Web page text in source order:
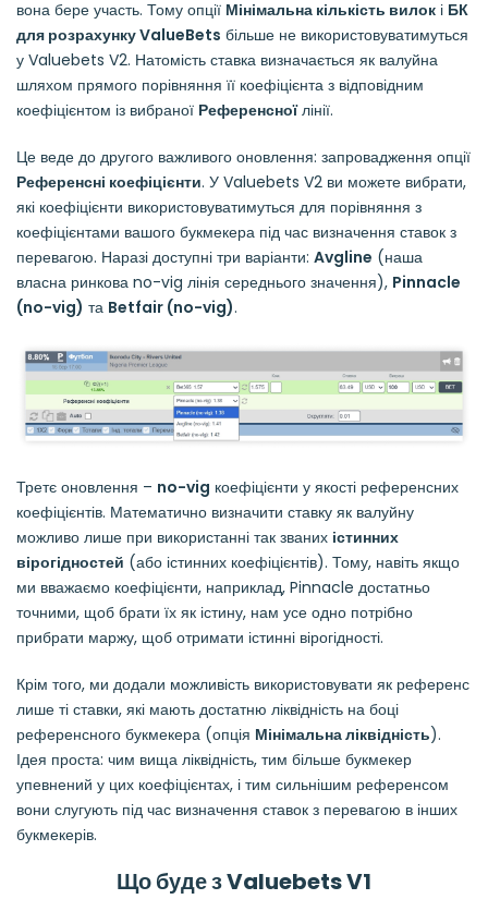
вона бере участь. Тому опції Мінімальна кількість вилок і БК
для розрахунку ValueBets більше не використовуватимуться
у Valuebets V2. Натомість ставка визначається як валуйна
шляхом прямого порівняння її коефіцієнта з відповідним
коефіцієнтом із вибраної Референсноїлінії.
Це веде до другого важливого оновлення: запровадження опції
Референсні коефіцієнти. У Valuebets V2 ви можете вибрати,
які коефіцієнти використовуватимуться для порівняння з
коефіцієнтами вашого букмекера під час визначення ставок з
перевагою. Наразі доступні три варіанти: Avgline (наша
власна ринкова no-vig лінія середнього значення), Pinnacle
(no-vig) та Betfair (no-vig).
Третє оновлення – no-vig коефіцієнти у якості референсних
коефіцієнтів. Математично визначити ставку як валуйну
можливо лише при використанні так званих істинних
вірогідностей (або істинних коефіцієнтів). Тому, навіть якщо
ми вважаємо коефіцієнти, наприклад, Pinnacle достатньо
точними, щоб брати їх як істину, нам усе одно потрібно
прибрати маржу, щоб отримати істинні вірогідності.
Крім того, ми додали можливість використовувати як референс
лише ті ставки, які мають достатню ліквідність на боці
референсного букмекера (опція Мінімальна ліквідність).
Ідея проста: чим вища ліквідність, тим більше букмекер
упевнений у цих коефіцієнтах, і тим сильнішим референсом
вони слугують під час визначення ставок з перевагою в інших
букмекерів.
Що буде з Valuebets V1